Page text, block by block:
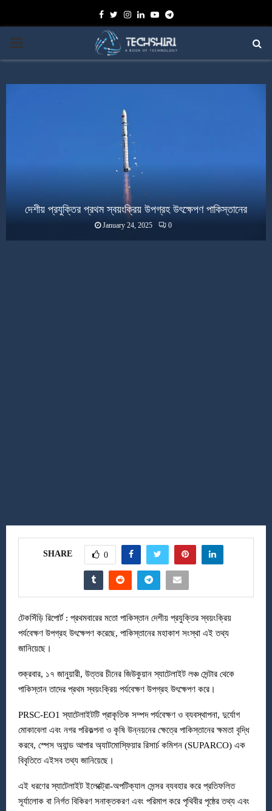
Facebook
TwitterInstagram
Linkedin
YoutubeTelegram
PRIMARY
দেশীয় প্রযুক্তির প্রথম স্বয়ংক্রিয় উপগ্রহ উৎক্ষেপণ পাকিস্তানের
January 24, 2025 0
SHARE 0
টেকসিঁড়ি রিপোর্ট : প্রথমবারের মতো পাকিস্তান দেশীয় প্রযুক্তির স্বয়ংক্রিয়
পর্যবেক্ষণ উপগ্রহ উৎক্ষেপণ করেছে, পাকিস্তানের মহাকাশ সংস্থা এই তথ্য
জানিয়েছে।
শুক্রবার, ১৭ জানুয়ারী, উত্তর চীনের জিউকুয়ান স্যাটেলাইট লঞ্চ সেন্টার থেকে
পাকিস্তান তাদের প্রথম স্বয়ংক্রিয় পর্যবেক্ষণ উপগ্রহ উৎক্ষেপণ করে।
PRSC-EO1 স্যাটেলাইটটি প্রাকৃতিক সম্পদ পর্যবেক্ষণ ও ব্যবস্থাপনা, দুর্যোগ
মোকাবেলা এবং নগর পরিকল্পনা ও কৃষি উন্নয়নের ক্ষেত্রে পাকিস্তানের ক্ষমতা বৃদ্ধি
করবে, স্পেস অ্যান্ড আপার অ্যাটমোস্ফিয়ার রিসার্চ কমিশন (SUPARCO) এক
বিবৃতিতে এইসব তথ্য জানিয়েছে।
এই ধরণের স্যাটেলাইট ইলেক্ট্রো-অপটিক্যাল সেন্সর ব্যবহার করে প্রতিফলিত
সূর্যালোক বা নির্গত বিকিরণ সনাক্তকরণ এবং পরিমাপ করে পৃথিবীর পৃষ্ঠের তথ্য এবং